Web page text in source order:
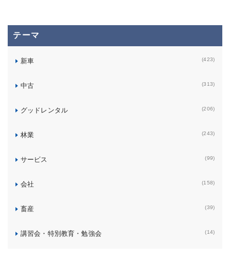
テーマ
新車 (423)
中古 (313)
グッドレンタル (206)
林業 (243)
サービス (99)
会社 (158)
畜産 (39)
講習会・特別教育・勉強会 (14)